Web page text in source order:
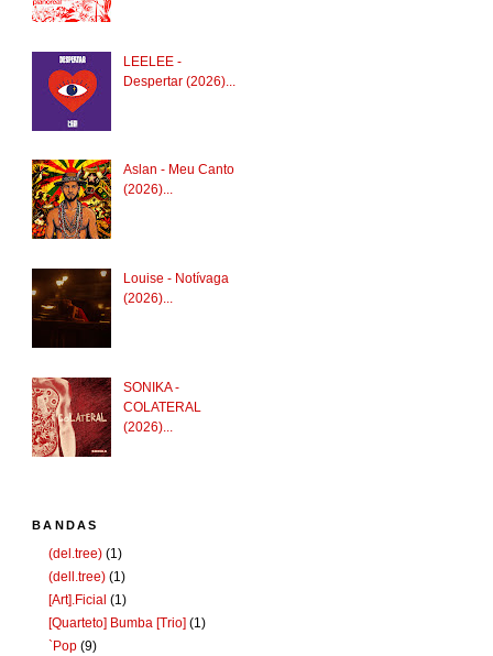
LEELEE -
Despertar (2026)...
Aslan - Meu Canto
(2026)...
Louise - Notívaga
(2026)...
SONIKA -
COLATERAL
(2026)...
BANDAS
(del.tree) (1)
(dell.tree) (1)
[Art].Ficial (1)
[Quarteto] Bumba [Trio] (1)
`Pop (9)